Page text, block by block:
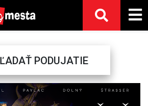
PODUJATIE